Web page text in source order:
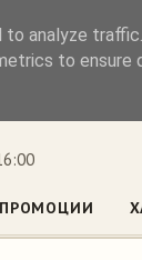
ПРОМОЦИИ
analyze
to ensure